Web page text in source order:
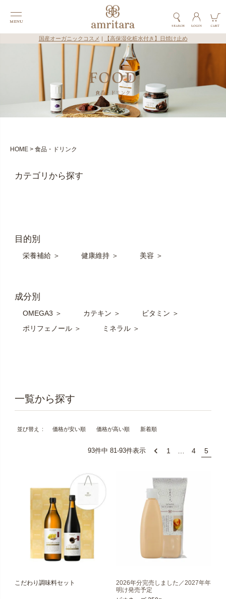
国産オーガニックコスメ 【高保湿化粧水付き】日焼け止め
食品・ドリンク
HOME 食品・ドリンク
目的別
栄養補給 ＞ 健康維持 ＞ 美容 ＞
成分別
OMEGA3 ＞ カテキン ＞
ビタミン ＞
ポリフェノール ＞
ミネラル ＞
並び替え 価格が安い順 価格が高い順 新着順
93件中 81-93件表示 1 4 5
こだわり調味料セット
2026年分完売しました／2027年年
明け発売予定